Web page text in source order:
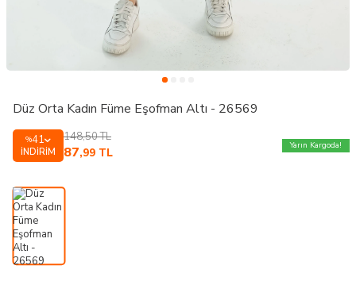
Düz Orta Kadın Füme Eşofman Altı - 26569
%41
İNDIRIM
148,50TL
87,99 TL
Yarın Kargoda!